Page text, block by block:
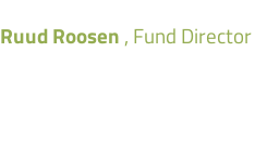
Ruud Roosen , Fund Director